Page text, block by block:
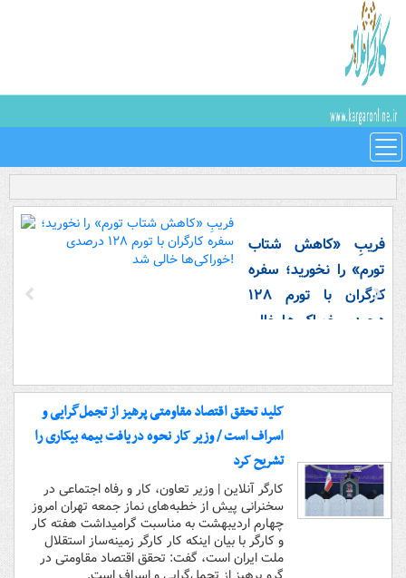
فریبِ «کاهش شتاب
تورم» را نخورید؛ سفره
کارگران با تورم ۱۲۸
درصدی خوراکی‌ها خالی
کلید تحقق اقتصاد مقاومتی پرهیز از تجمل‌گرایی و
اسراف است / وزیر کار نحوه دریافت بیمه بیکاری را
تشریح کرد
کارگر آنلاین | وزیر تعاون، کار و رفاه اجتماعی در
سخنرانی پیش از خطبه‌های نماز جمعه تهران امروز
چهارم اردیبهشت به مناسبت گرامیداشت هفته کار
و کارگر با بیان اینکه کار کارگر زمینه‌ساز استقلال
ملت ایران است، گفت: تحقق اقتصاد مقاومتی در